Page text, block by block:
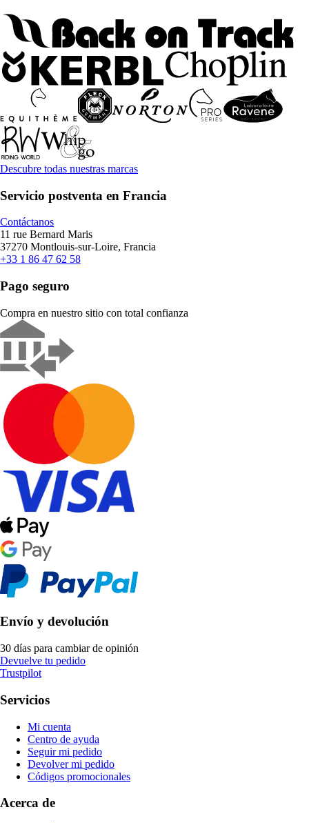
Descubre todas nuestras marcas
Servicio postventa en Francia
Contáctanos
11 rue Bernard Maris
37270 Montlouis-sur-Loire, Francia
+33 1 86 47 62 58
Pago seguro
Compra en nuestro sitio con total confianza
Envío y devolución
30 días para cambiar de opinión
Devuelve tu pedido
Trustpilot
Servicios
Mi cuenta
Centro de ayuda
Seguir mi pedido
Devolver mi pedido
Códigos promocionales
Acerca de